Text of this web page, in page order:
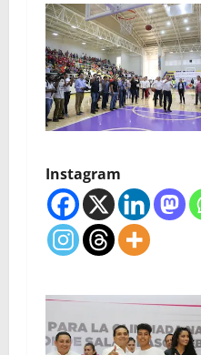
Instagram